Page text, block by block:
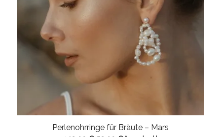
Perlenohrringe für Bräute – Mars